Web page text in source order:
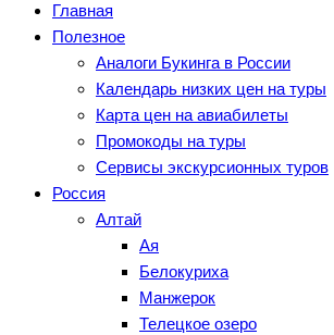
Главная
Полезное
Аналоги Букинга в России
Календарь низких цен на туры
Карта цен на авиабилеты
Промокоды на туры
Сервисы экскурсионных туров
Россия
Алтай
Ая
Белокуриха
Манжерок
Телецкое озеро